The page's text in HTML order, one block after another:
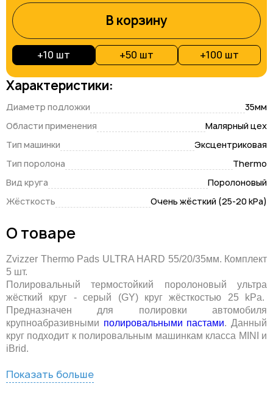
В корзину
+10 шт +50 шт +100 шт
Характеристики:
Диаметр подложки
35мм
Области применения
Малярный цех
Тип машинки
Эксцентриковая
Тип поролона
Thermo
Вид круга
Поролоновый
Жёсткость
Очень жёсткий (25-20 kPa)
О товаре
Zvizzer Thermo Pads ULTRA HARD 55/20/35мм. Комплект
5 шт.
Полировальный термостойкий поролоновый ультра
жёсткий круг - серый (GY) круг жёсткостью 25 kPa.
Предназначен для полировки автомобиля
крупноабразивными полировальными пастами. Данный
круг подходит к полировальным машинкам класса MINI и
iBrid.
Показать больше